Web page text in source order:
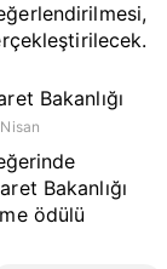
Bakanlığı
Bakanlığı
ödülü